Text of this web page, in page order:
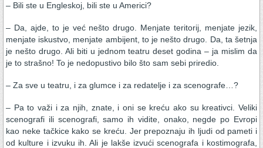
– Bili ste u Engleskoj, bili ste u Americi?
– Da, ajde, to je već nešto drugo. Menjate teritorij, menjate jezik,
menjate iskustvo, menjate ambijent, to je nešto drugo. Da, ta šetnja
je nešto drugo. Ali biti u jednom teatru deset godina – ja mislim da
je to strašno! To je nedopustivo bilo što sam sebi priredio.
– Za sve u teatru, i za glumce i za redatelje i za scenografe…?
– Pa to važi i za njih, znate, i oni se kreću ako su kreativci. Veliki
scenografi ili scenografi, samo ih vidite, onako, negde po Evropi
kao neke tačkice kako se kreću. Jer prepoznaju ih ljudi od pameti i
od kulture i izvuku ih. Ali je lakše izvući scenografa i kostimografa,